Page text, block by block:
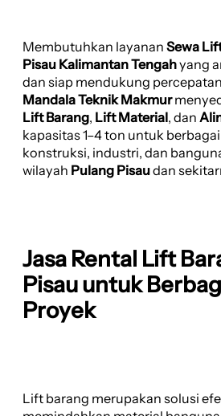
Membutuhkan layanan Sewa
Pisau Kalimantan Tengahyang
dan siap mendukung
Mandala Teknik Makmur
Lift Barang, Lift Material, dan
kapasitas 1–4 ton untuk
konstruksi, industri, dan
wilayah Pulang Pisaudan
Jasa Rental Lift
Pisau untuk
Proyek
Lift barang merupakan solusi